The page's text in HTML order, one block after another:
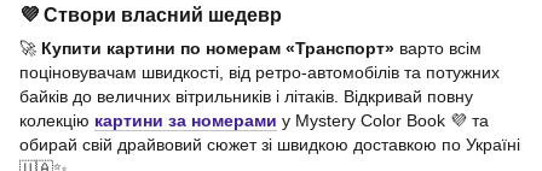
💜 Створи власний шедевр
🚀 Купити картини по номерам «Транспорт» варто всім
поціновувачам швидкості, від ретро-автомобілів та потужних
байків до величних вітрильників і літаків. Відкривай повну
колекцію картини за номерами у Mystery Color Book 💜 та
обирай свій драйвовий сюжет зі швидкою доставкою по Україні